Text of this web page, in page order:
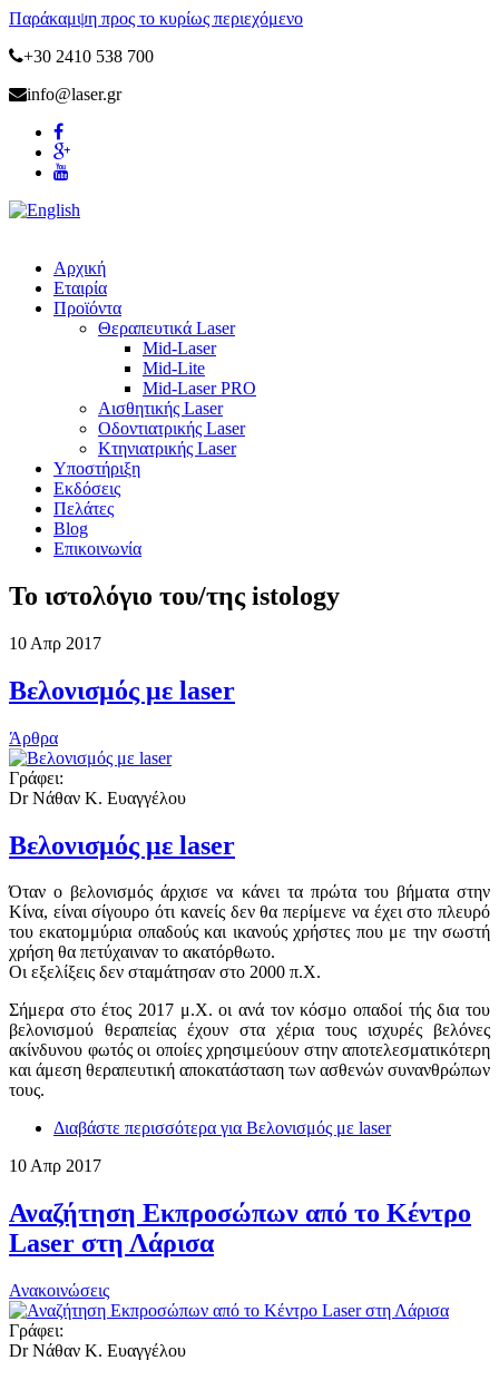
Παράκαμψη προς το κυρίως περιεχόμενο
+30 2410 538 700
info@laser.gr
Αρχική
Εταιρία
Προϊόντα
Θεραπευτικά Laser
Mid-Laser
Mid-Lite
Mid-Laser PRO
Αισθητικής Laser
Οδοντιατρικής Laser
Κτηνιατρικής Laser
Υποστήριξη
Εκδόσεις
Πελάτες
Blog
Επικοινωνία
Το ιστολόγιο του/της istology
10 Απρ 2017
Βελονισμός με laser
Άρθρα
Γράφει:
Dr Νάθαν Κ. Ευαγγέλου
Βελονισμός με laser
Όταν ο βελονισμός άρχισε να κάνει τα πρώτα του βήματα στην
Κίνα, είναι σίγουρο ότι κανείς δεν θα περίμενε να έχει στο πλευρό
του εκατομμύρια οπαδούς και ικανούς χρήστες που με την σωστή
χρήση θα πετύχαιναν το ακατόρθωτο.
Οι εξελίξεις δεν σταμάτησαν στο 2000 π.Χ.
Σήμερα στο έτος 2017 μ.Χ. οι ανά τον κόσμο οπαδοί τής δια του
βελονισμού θεραπείας έχουν στα χέρια τους ισχυρές βελόνες
ακίνδυνου φωτός οι οποίες χρησιμεύουν στην αποτελεσματικότερη
και άμεση θεραπευτική αποκατάσταση των ασθενών συνανθρώπων
τους.
Διαβάστε περισσότερα για Βελονισμός με laser
10Απρ 2017
Αναζήτηση Εκπροσώπων από το Κέντρο
Laser στη Λάρισα
Ανακοινώσεις
Γράφει:
Dr Νάθαν Κ. Ευαγγέλου